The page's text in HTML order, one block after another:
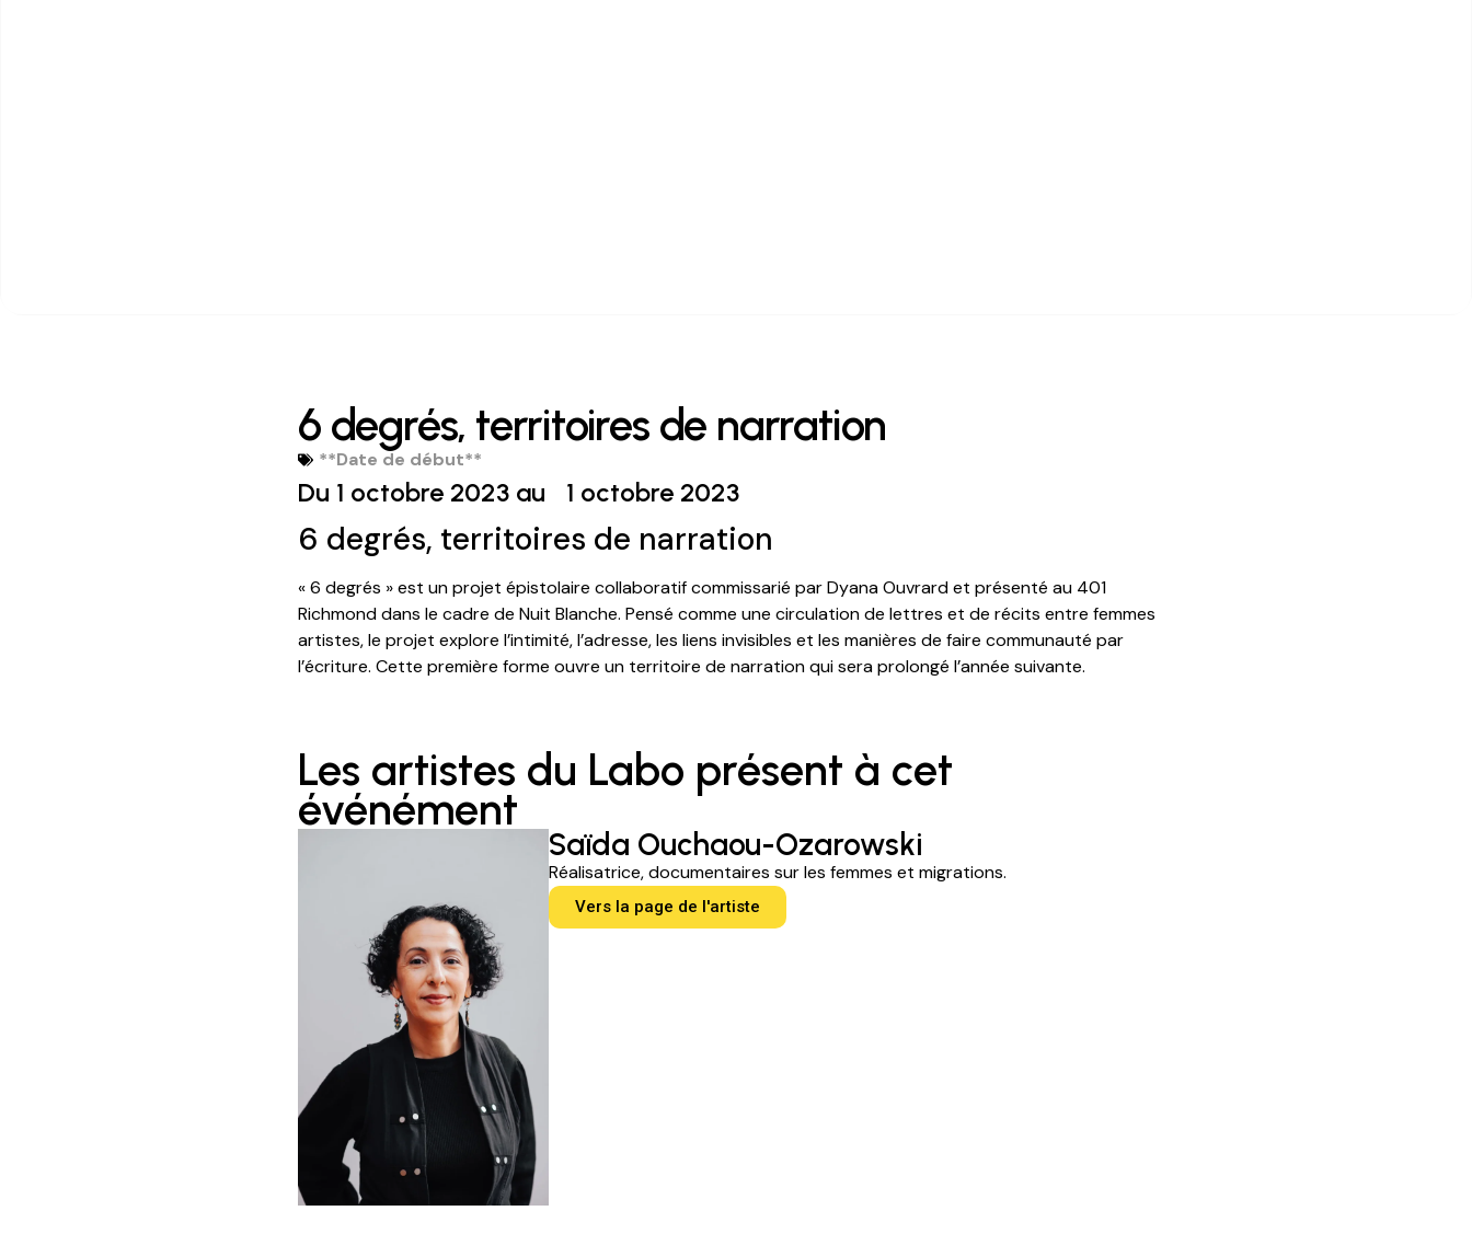
6 degrés, territoires de narration
**Date de début**
Du 1 octobre 2023 au 1 octobre 2023
6 degrés, territoires de narration
« 6 degrés » est un projet épistolaire collaboratif commissarié par Dyana Ouvrard et présenté au 401
Richmond dans le cadre de Nuit Blanche. Pensé comme une circulation de lettres et de récits entre femmes
artistes, le projet explore l’intimité, l’adresse, les liens invisibles et les manières de faire communauté par
l’écriture. Cette première forme ouvre un territoire de narration qui sera prolongé l’année suivante.
Les artistes du Labo présent à cet
événément
Saïda Ouchaou-Ozarowski
Réalisatrice, documentaires sur les femmes et migrations.
Vers la page de l'artiste